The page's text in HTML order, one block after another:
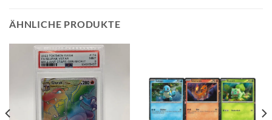
ÄHNLICHE PRODUKTE